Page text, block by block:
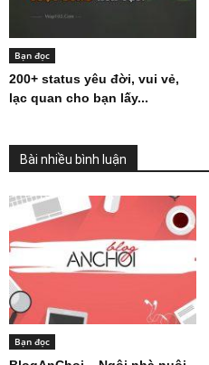
Bạn đọc
200+ status yêu đời, vui vẻ,
lạc quan cho bạn lấy...
Bài nhiều bình luận
Bạn đọc